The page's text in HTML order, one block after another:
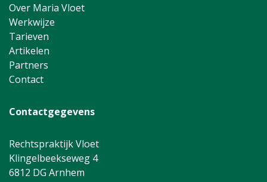
Over Maria Vloet
Werkwijze
Tarieven
Artikelen
Partners
Contact
Contactgegevens
Rechtspraktijk Vloet
Klingelbeekseweg 4
6812 DG Arnhem